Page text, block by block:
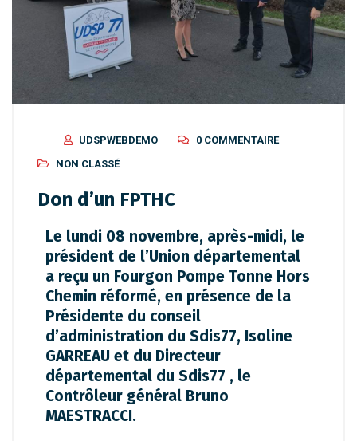
UDSPWEBDEMO
0 COMMENTAIRE
NON CLASSÉ
Don d’un FPTHC
Le lundi 08 novembre, après-midi, le
président de l’Union départemental
a reçu un Fourgon Pompe Tonne Hors
Chemin réformé, en présence de la
Présidente du conseil
d’administration du Sdis77, Isoline
GARREAU et du Directeur
départemental du Sdis77 , le
Contrôleur général Bruno
MAESTRACCI.